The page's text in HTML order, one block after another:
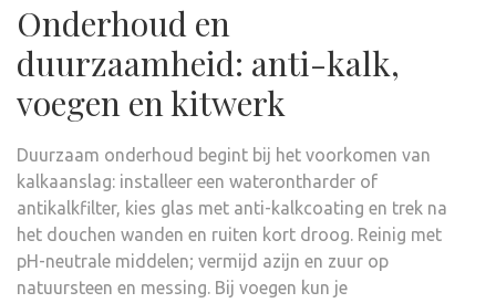
Onderhoud en
duurzaamheid: anti-kalk,
voegen en kitwerk
Duurzaam onderhoud begint bij het voorkomen van
kalkaanslag: installeer een waterontharder of
antikalkfilter, kies glas met anti-kalkcoating en trek na
het douchen wanden en ruiten kort droog. Reinig met
pH-neutrale middelen; vermijd azijn en zuur op
natuursteen en messing. Bij voegen kun je